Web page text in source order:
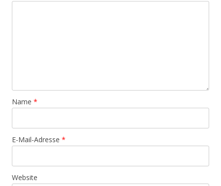
Name *
E-Mail-Adresse *
Website